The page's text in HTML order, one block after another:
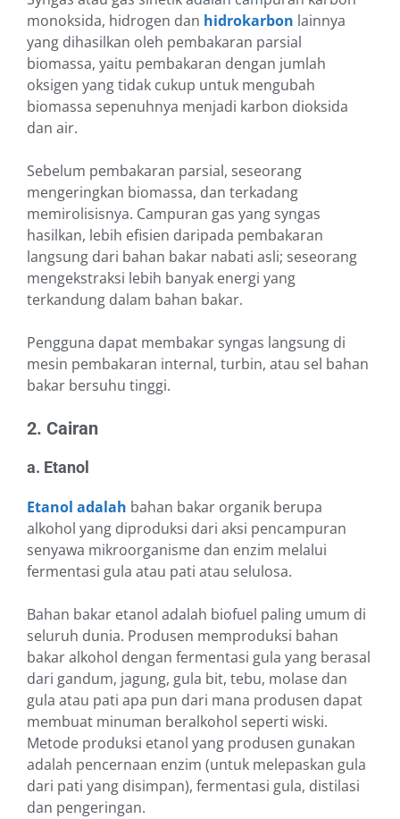
monoksida, hidrogen dan hidrokarbon lainnya
yang dihasilkan oleh pembakaran parsial
biomassa, yaitu pembakaran dengan jumlah
oksigen yang tidak cukup untuk mengubah
biomassa sepenuhnya menjadi karbon dioksida
dan air.
Sebelum pembakaran parsial, seseorang
mengeringkan biomassa, dan terkadang
memirolisisnya. Campuran gas yang syngas
hasilkan, lebih efisien daripada pembakaran
langsung dari bahan bakar nabati asli; seseorang
mengekstraksi lebih banyak energi yang
terkandung dalam bahan bakar.
Pengguna dapat membakar syngas langsung di
mesin pembakaran internal, turbin, atau sel bahan
bakar bersuhu tinggi.
2. Cairan
a. Etanol
Etanol adalah bahan bakar organik berupa
alkohol yang diproduksi dari aksi pencampuran
senyawa mikroorganisme dan enzim melalui
fermentasi gula atau pati atau selulosa.
Bahan bakar etanol adalah biofuel paling umum di
seluruh dunia. Produsen memproduksi bahan
bakar alkohol dengan fermentasi gula yang berasal
dari gandum, jagung, gula bit, tebu, molase dan
gula atau pati apa pun dari mana produsen dapat
membuat minuman beralkohol seperti wiski.
Metode produksi etanol yang produsen gunakan
adalah pencernaan enzim (untuk melepaskan gula
dari pati yang disimpan), fermentasi gula, distilasi
dan pengeringan.